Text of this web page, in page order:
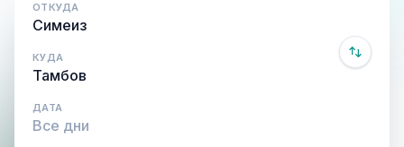
ОТКУДА
КУДА
ДАТА